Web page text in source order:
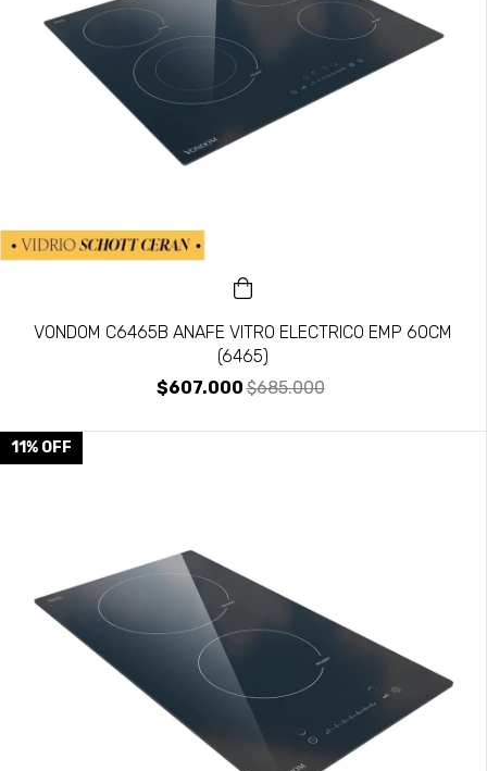
VONDOM C6465B ANAFE VITRO ELECTRICO EMP 60CM
(6465)
$607.000$685.000
11% OFF